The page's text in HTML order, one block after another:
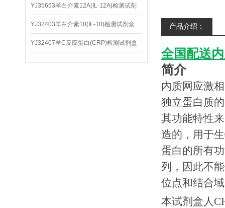
盒
YJ35653羊白介素12A(IL-12A)检测试剂
盒
YJ32403羊白介素10(IL-10)检测试剂盒
YJ32407羊C反应蛋白(CRP)检测试剂盒
产品介绍：
全国配送
简介
内质网应激
独立蛋白质
其功能特性
造的，用于
蛋白的所有
列，因此不
位点和结合
本试剂盒人